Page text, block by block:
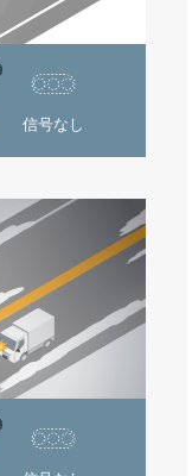
信号なし